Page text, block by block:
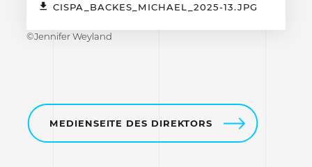
CISPA_BACKES_MICHAEL_2025-13.JPG
©Jennifer Weyland
MEDIENSEITE DES DIREKTORS